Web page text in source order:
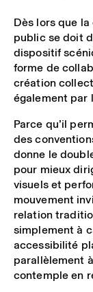
Dès lors que
public se doit
dispositif
forme de
création
également par
Parce qu’il
des
donne le
pour mieux
visuels et
mouvement
relation
simplement à
accessibilité
parallèlement
contemple en